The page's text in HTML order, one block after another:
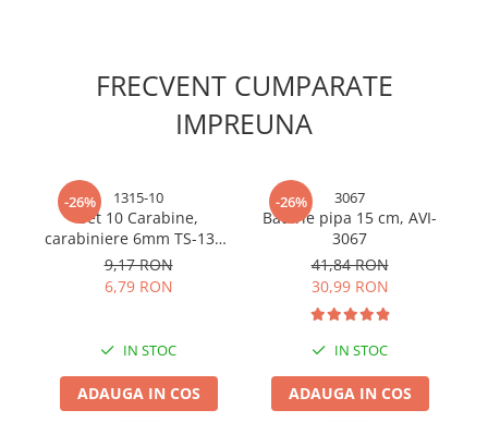
Lustre si pendule
Kit-uri Smart Home si senzori
Noptiere
accesorii
FRECVENT CUMPARATE
IMPREUNA
-26% 1315-10
Set 10 Carabine,
carabiniere 6mm TS-1315
cu filet
9,17 RON
6,79 RON
IN STOC
ADAUGA IN COS
-26% 3067
Baterie pipa 15 cm, AVI-
3067
41,84 RON
30,99 RON
IN STOC
ADAUGA IN COS